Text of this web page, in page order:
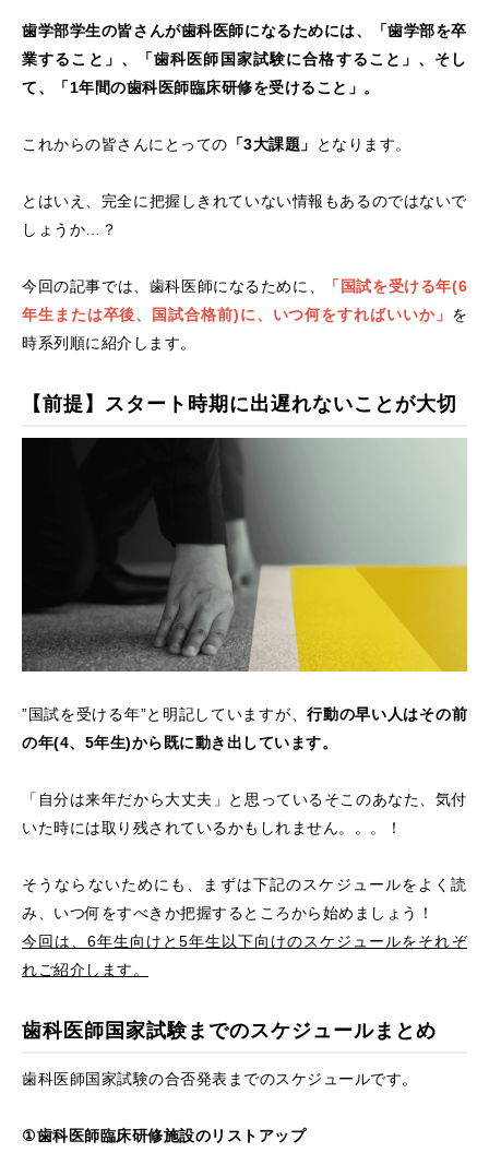
歯学部学生の皆さんが歯科医師になるためには、「歯学部を卒
業すること」、「歯科医師国家試験に合格すること」、そし
て、「1年間の歯科医師臨床研修を受けること」。
これからの皆さんにとっての 「3大課題」 となります。
とはいえ、完全に把握しきれていない情報もあるのではないで
しょうか…？
今回の記事では、歯科医師になるために、
「国試を受ける年(6
年生または卒後、国試合格前)に、いつ何をすればいいか」 を
時系列順に紹介します。
【前提】スタート時期に出遅れないことが大切
”国試を受ける年”と明記していますが、行動の早い人はその前
の年(4、5年生)から既に動き出しています。
「自分は来年だから大丈夫」と思っているそこのあなた、気付
いた時には取り残されているかもしれません。。。！
そうならないためにも、まずは下記のスケジュールをよく読
み、いつ何をすべきか把握するところから始めましょう！
今回は、6年生向けと5年生以下向けのスケジュールをそれぞ
れご紹介します。
歯科医師国家試験までのスケジュールまとめ
歯科医師国家試験の合否発表までのスケジュールです。
①歯科医師臨床研修施設のリストアップ